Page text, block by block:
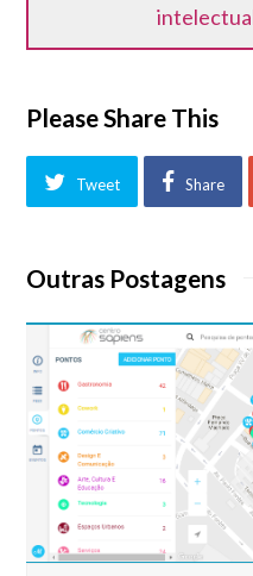
Please Share This
Tweet Share
Outras Postagens